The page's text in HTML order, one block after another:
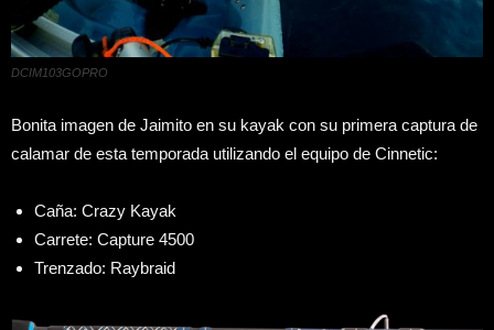
DCIM103GOPRO
Bonita imagen de Jaimito en su kayak con su primera captura de
calamar de esta temporada utilizando el equipo de Cinnetic:
Caña: Crazy Kayak
Carrete: Capture 4500
Trenzado: Raybraid